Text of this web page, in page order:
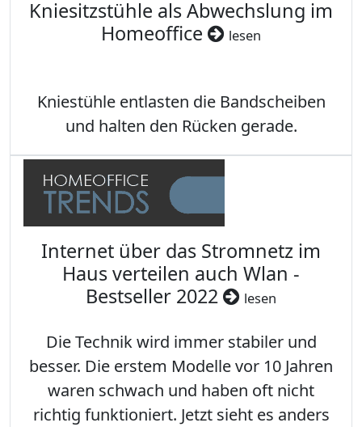
Kniesitzstühle als Abwechslung im
Homeoffice
lesen
Kniestühle entlasten die Bandscheiben
und halten den Rücken gerade.
Internet über das Stromnetz im
Haus verteilen auch Wlan -
Bestseller 2022
lesen
Die Technik wird immer stabiler und
besser. Die erstem Modelle vor 10 Jahren
waren schwach und haben oft nicht
richtig funktioniert. Jetzt sieht es anders